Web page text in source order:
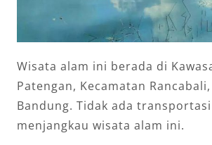
Wisata alam ini berada di
Patengan, Kecamatan
Bandung. Tidak ada
menjangkau wisata alam ini.